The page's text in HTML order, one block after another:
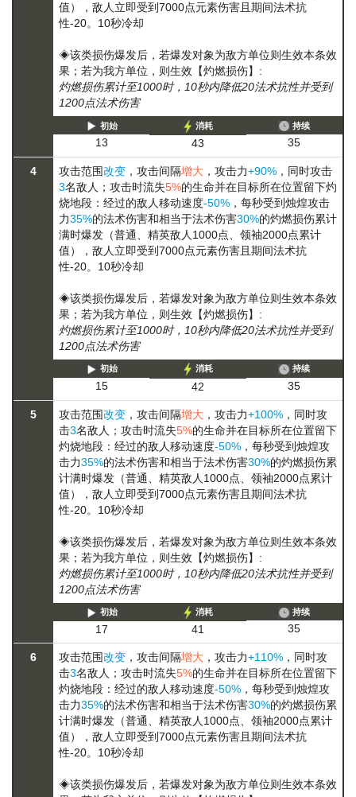
值），敌人立即受到7000点元素伤害且期间法术抗
性-20。10秒冷却
◈该类损伤爆发后，若爆发对象为敌方单位则生效本条效
果；若为我方单位，则生效【灼燃损伤】:
灼燃损伤累计至1000时，10秒内降低20法术抗性并受到
1200点法术伤害
初始
13
消耗
43
持续
35
4 攻击范围改变 ，攻击间隔增大 ，攻击力+90% ，同时攻击
3名敌人；攻击时流失5%的生命并在目标所在位置留下灼
烧地段：经过的敌人移动速度-50% ，每秒受到烛煌攻击
力35%的法术伤害和相当于法术伤害30%的灼燃损伤累计
满时爆发（普通、精英敌人1000点、领袖2000点累计
值），敌人立即受到7000点元素伤害且期间法术抗
性-20。10秒冷却
◈该类损伤爆发后，若爆发对象为敌方单位则生效本条效
果；若为我方单位，则生效【灼燃损伤】:
灼燃损伤累计至1000时，10秒内降低20法术抗性并受到
1200点法术伤害
初始
15
消耗
42
持续
35
5 攻击范围改变 ，攻击间隔增大 ，攻击力+100% ，同时攻
击3名敌人；攻击时流失5%的生命并在目标所在位置留下
灼烧地段：经过的敌人移动速度-50% ，每秒受到烛煌攻
击力35%的法术伤害和相当于法术伤害30%的灼燃损伤累
计满时爆发（普通、精英敌人1000点、领袖2000点累计
值），敌人立即受到7000点元素伤害且期间法术抗
性-20。10秒冷却
◈该类损伤爆发后，若爆发对象为敌方单位则生效本条效
果；若为我方单位，则生效【灼燃损伤】:
灼燃损伤累计至1000时，10秒内降低20法术抗性并受到
1200点法术伤害
初始
17
消耗
41
持续
35
6 攻击范围改变 ，攻击间隔增大 ，攻击力+110% ，同时攻
击3名敌人；攻击时流失5%的生命并在目标所在位置留下
灼烧地段：经过的敌人移动速度-50% ，每秒受到烛煌攻
击力35%的法术伤害和相当于法术伤害30%的灼燃损伤累
计满时爆发（普通、精英敌人1000点、领袖2000点累计
值），敌人立即受到7000点元素伤害且期间法术抗
性-20。10秒冷却
◈该类损伤爆发后，若爆发对象为敌方单位则生效本条效